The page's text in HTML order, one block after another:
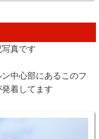
真です
中心部にあるこのフ
着してます